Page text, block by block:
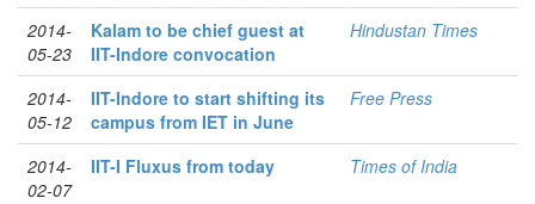
2014-
05-23
Kalam to be chief guest at
IIT-Indore convocation
Hindustan Times
2014-
05-12
IIT-Indore to start shifting its
campus from IET in June
Free Press
2014-
02-07
IIT-I Fluxus from today Times of India